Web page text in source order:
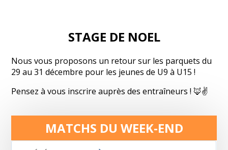
STAGE DE NOEL
Nous vous proposons un retour sur les parquets du
29 au 31 décembre pour les jeunes de U9 à U15 !
Pensez à vous inscrire auprès des entraîneurs ! 🦊✌️
MATCHS DU WEEK-END